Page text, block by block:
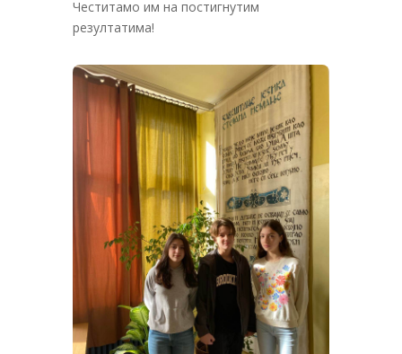
Честитамо им на постигнутим
резултатима!